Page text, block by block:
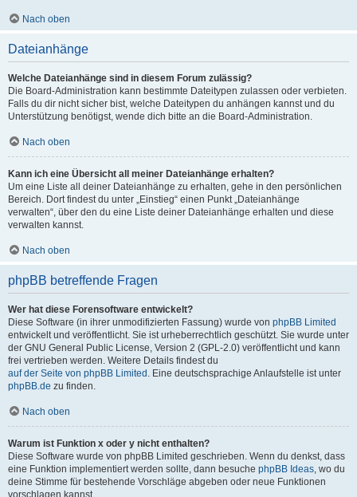
Nach oben
Dateianhänge
Welche Dateianhänge sind in diesem Forum zulässig?
Die Board-Administration kann bestimmte Dateitypen zulassen oder verbieten.
Falls du dir nicht sicher bist, welche Dateitypen du anhängen kannst und du
Unterstützung benötigst, wende dich bitte an die Board-Administration.
Nach oben
Kann ich eine Übersicht all meiner Dateianhänge erhalten?
Um eine Liste all deiner Dateianhänge zu erhalten, gehe in den persönlichen
Bereich. Dort findest du unter „Einstieg“ einen Punkt „Dateianhänge
verwalten“, über den du eine Liste deiner Dateianhänge erhalten und diese
verwalten kannst.
Nach oben
phpBB betreffende Fragen
Wer hat diese Forensoftware entwickelt?
Diese Software (in ihrer unmodifizierten Fassung) wurde von phpBB Limited
entwickelt und veröffentlicht. Sie ist urheberrechtlich geschützt. Sie wurde unter
der GNU General Public License, Version 2 (GPL-2.0) veröffentlicht und kann
frei vertrieben werden. Weitere Details findest du
auf der Seite von phpBB Limited . Eine deutschsprachige Anlaufstelle ist unter
phpBB.de zu finden.
Nach oben
Warum ist Funktion x oder y nicht enthalten?
Diese Software wurde von phpBB Limited geschrieben. Wenn du denkst, dass
eine Funktion implementiert werden sollte, dann besuche phpBB Ideas, wo du
deine Stimme für bestehende Vorschläge abgeben oder neue Funktionen
vorschlagen kannst.